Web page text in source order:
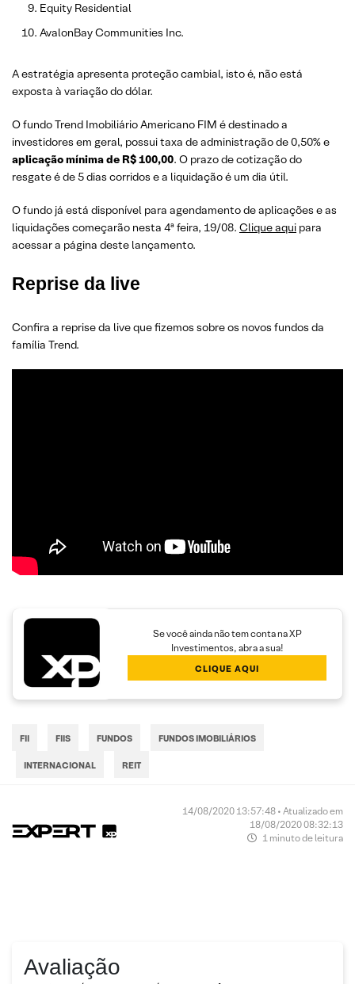
Equity Residential
AvalonBay Communities Inc.
A estratégia apresenta proteção cambial, isto é, não está
exposta à variação do dólar.
O fundo Trend Imobiliário Americano FIM é destinado a
investidores em geral, possui taxa de administração de 0,50% e
aplicação mínima de R$ 100,00. O prazo de cotização do
resgate é de 5 dias corridos e a liquidação é um dia útil.
O fundo já está disponível para agendamento de aplicações e as
liquidações começarão nesta 4ª feira, 19/08. Clique aqui para
acessar a página deste lançamento.
Reprise da live
Confira a reprise da live que fizemos sobre os novos fundos da
família Trend.
Se você ainda não tem conta na XP
Investimentos, abra a sua!
CLIQUE AQUI
FII FIIS FUNDOS FUNDOS IMOBILIÁRIOS
INTERNACIONAL REIT
14/08/2020 13:57:48 • Atualizado em
18/08/2020 08:32:13
1 minuto de leitura
Avaliação